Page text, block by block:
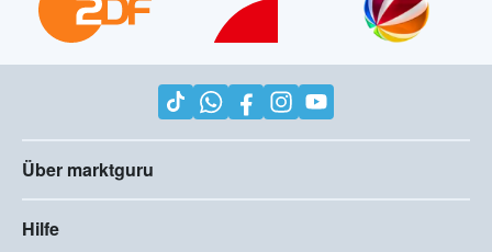
Über marktguru
Hilfe